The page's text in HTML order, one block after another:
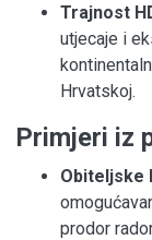
Trajnost
utjecaje i
Hrvatskoj.
Primjeri iz
Obiteljske
prodor